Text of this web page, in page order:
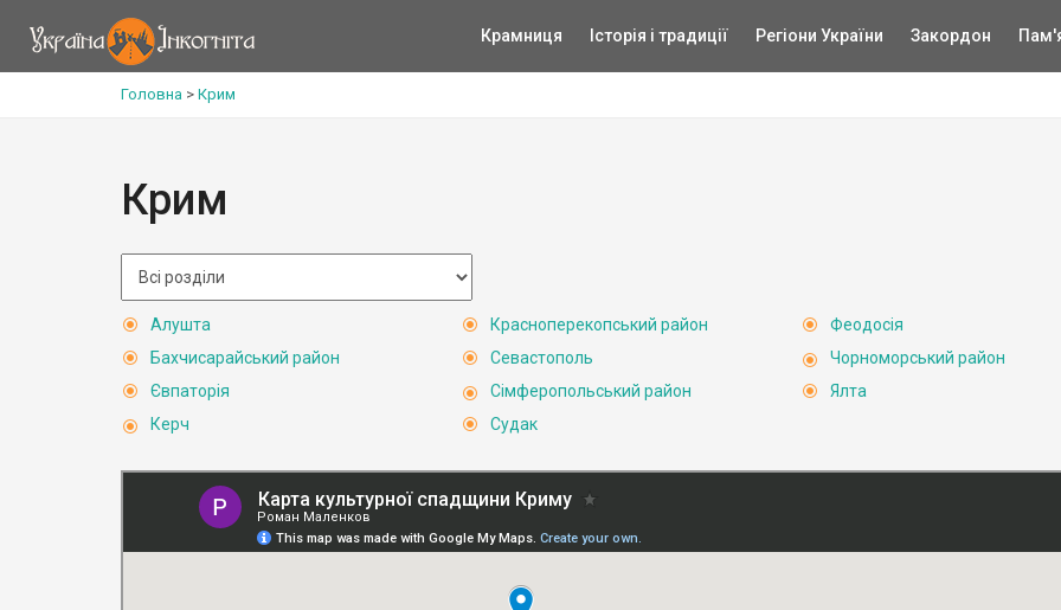
Крамниця Історія і традиції Регіони України Закордон
Головна > Крим
Крим
Алушта
Бахчисарайський район
Євпаторія
Керч
Красноперекопський район
Севастополь
Сімферопольський район
Судак
Феодосія
Чорноморський район
Ялта